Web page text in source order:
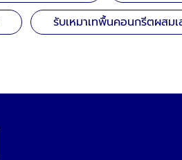
รับเหมาเทพื้นคอนกรีตผสม